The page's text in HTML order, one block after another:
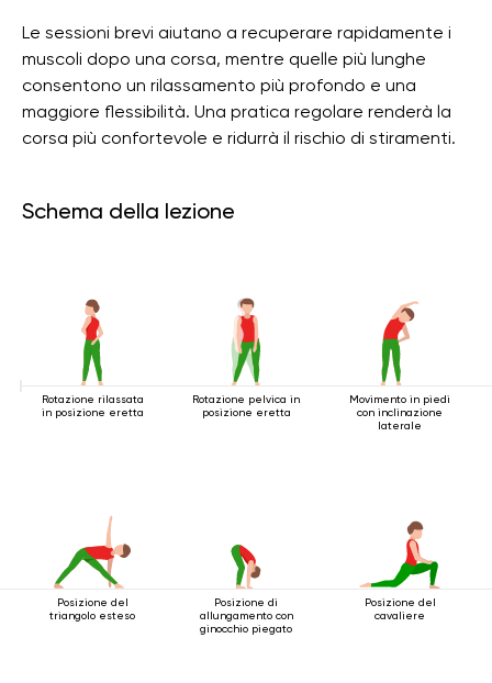
Le sessioni brevi aiutano a recuperare rapidamente i
muscoli dopo una corsa, mentre quelle più lunghe
consentono un rilassamento più profondo e una
maggiore flessibilità. Una pratica regolare renderà la
corsa più confortevole e ridurrà il rischio di stiramenti.
Schema della lezione
Rotazione rilassata
in posizione eretta
Rotazione pelvica in
posizione eretta
Movimento in piedi
con inclinazione
laterale
Posizione del
triangolo esteso
Posizione di
allungamento con
ginocchio piegato
Posizione del
cavaliere